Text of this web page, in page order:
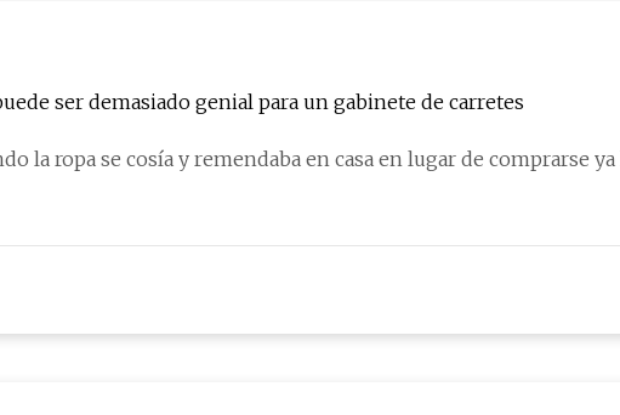
ser demasiado genial para un gabinete de carretes
la ropa se cosía y remendaba en casa en lugar de comprarse ya